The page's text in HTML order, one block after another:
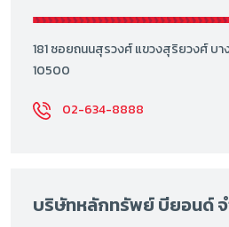
181 ซอยถนนสุรวงศ์ แขวงสุริยวงศ์ บา
10500
02-634-8888
บริษัทหลักทรัพย์ บียอนด์